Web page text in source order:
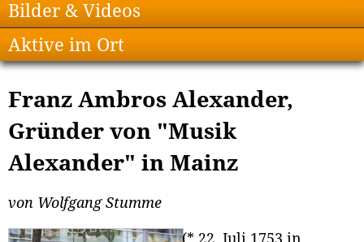
Bilder & Videos
Aktive im Ort
Franz Ambros Alexander,
Gründer von "Musik
Alexander" in Mainz
von Wolfgang Stumme